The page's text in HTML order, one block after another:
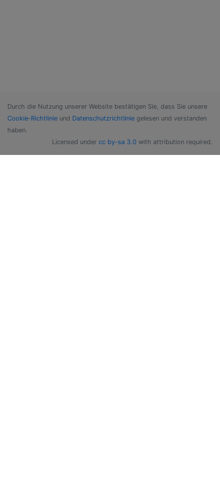
Durch die Nutzung unserer Website bestätigen Sie, dass Sie unsere
Cookie-Richtlinie und Datenschutzrichtlinie gelesen und verstanden
haben.
Licensed under cc by-sa 3.0 with attribution required.